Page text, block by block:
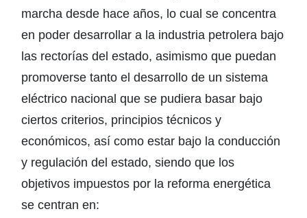
marcha desde hace años, lo cual se concentra
en poder desarrollar a la industria petrolera bajo
las rectorías del estado, asimismo que puedan
promoverse tanto el desarrollo de un sistema
eléctrico nacional que se pudiera basar bajo
ciertos criterios, principios técnicos y
económicos, así como estar bajo la conducción
y regulación del estado, siendo que los
objetivos impuestos por la reforma energética
se centran en: